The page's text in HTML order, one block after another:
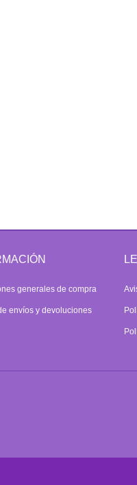
generales de compra
envíos y devoluciones